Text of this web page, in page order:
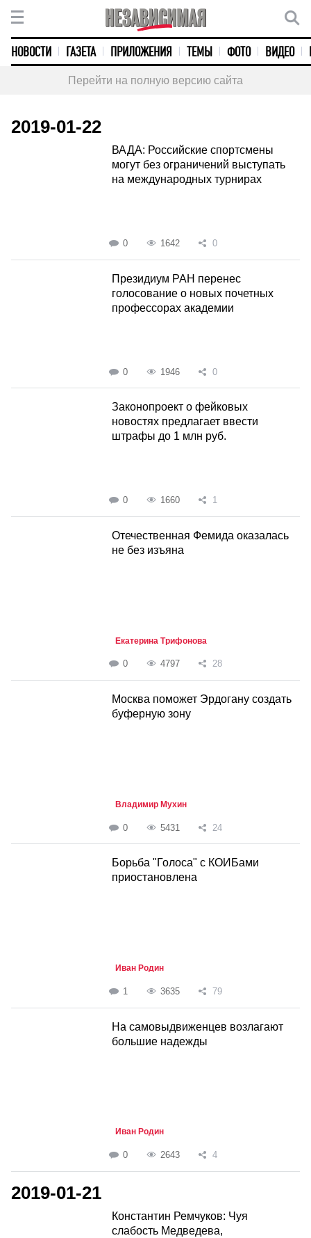
НОВОСТИ ГАЗЕТА ПРИЛОЖЕНИЯ ТЕМЫ ФОТО ВИДЕО
Перейти на полную версию сайта
2019-01-22
ВАДА: Российские спортсмены
могут без ограничений выступать
на международных турнирах
0 1642 0
Президиум РАН перенес
голосование о новых почетных
профессорах академии
0 1946 0
Законопроект о фейковых
новостях предлагает ввести
штрафы до 1 млн руб.
0 1660 1
Отечественная Фемида оказалась
не без изъяна
Екатерина Трифонова
0 4797 28
Москва поможет Эрдогану создать
буферную зону
Владимир Мухин
0 5431 24
Борьба "Голоса" с КОИБами
приостановлена
Иван Родин
1 3635 79
На самовыдвиженцев возлагают
большие надежды
Иван Родин
0 2643 4
2019-01-21
Константин Ремчуков: Чуя
слабость Медведева,